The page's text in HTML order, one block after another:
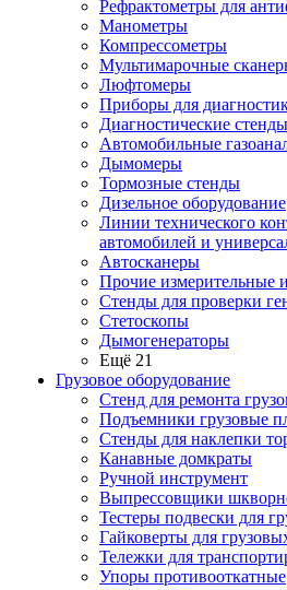
Рефрактометры для
Манометры
Компрессометры
Мультимарочные
Люфтомеры
Приборы для
Диагностические стенды
Автомобильные
Дымомеры
Тормозные стенды
Дизельное оборудование
Линии технического
автомобилей и
Автосканеры
Прочие измерительные
Стенды для проверки
Стетоскопы
Дымогенераторы
Ещё 21
Грузовое оборудование
Стенд для ремонта
Подъемники грузовые
Стенды для наклепки
Канавные домкраты
Ручной инструмент
Выпрессовщики
Тестеры подвески для
Гайковерты для
Тележки для
Упоры противооткатные